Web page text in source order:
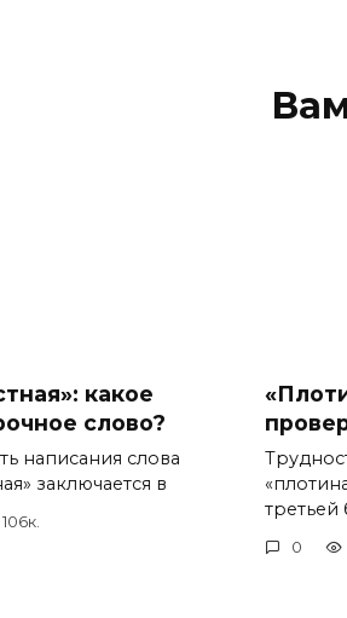
какое
слово?
написания слова
заключается в
106к.
третьей
0